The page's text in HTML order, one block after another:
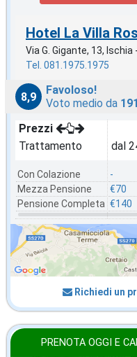
Hotel La Villa
Via G. Gigante, 13, Ischia -
Tel. 081.1975.1975
8,9
Favoloso!
Voto medio da 191
Prezzi
Trattamento
Con Colazione
Mezza Pensione
Pensione Completa
dal
-
€70
€140
Richiedi un
PRENOTA OGGI E